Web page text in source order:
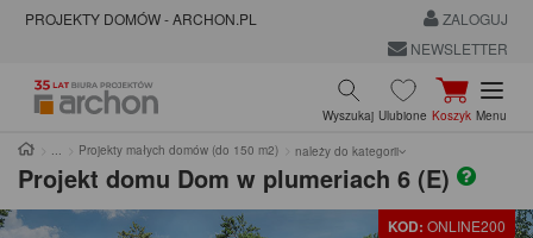
PROJEKTY DOMÓW - ARCHON.PL
ZALOGUJ
NEWSLETTER
Wyszukaj Ulubione Koszyk Menu
Projekty małych domów (do 150 m2) należy do kategorii
Projekt domu Dom w plumeriach 6 (E)
KOD: ONLINE200